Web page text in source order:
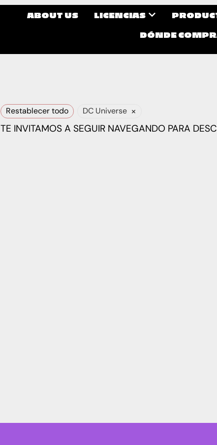
ABOUT US LICENCIAS
DÓNDE
Restablecer todo DC Universe ×
TE INVITAMOS A SEGUIR NAVEGANDO PARA